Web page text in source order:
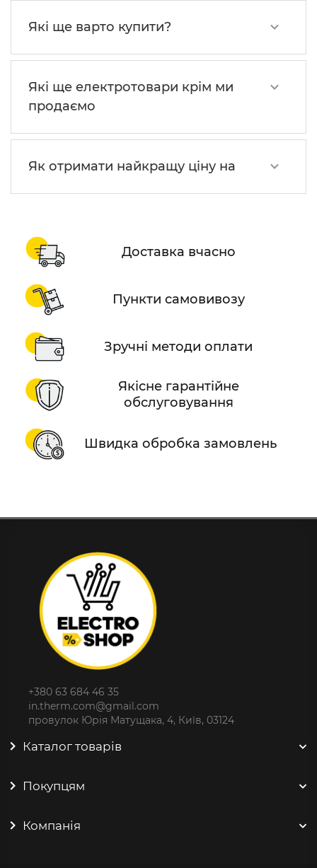
Які ще варто купити?
Які ще електротовари крім ми
продаємо
Як отримати найкращу ціну на
Доставка вчасно
Пункти самовивозу
Зручні методи оплати
Якісне гарантійне
обслуговування
Швидка обробка замовлень
+380 63 684 46 35
in.therm.com@gmail.com
провулок Юрія Матущака, 4, Київ, 03124
Каталог товарів
Покупцям
Компанія